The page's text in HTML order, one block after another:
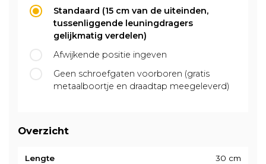
Standaard (15 cm van de uiteinden,
tussenliggende leuningdragers
gelijkmatig verdelen)
Afwijkende positie ingeven
Geen schroefgaten voorboren (gratis
metaalboortje en draadtap meegeleverd)
Overzicht
Lengte 30 cm